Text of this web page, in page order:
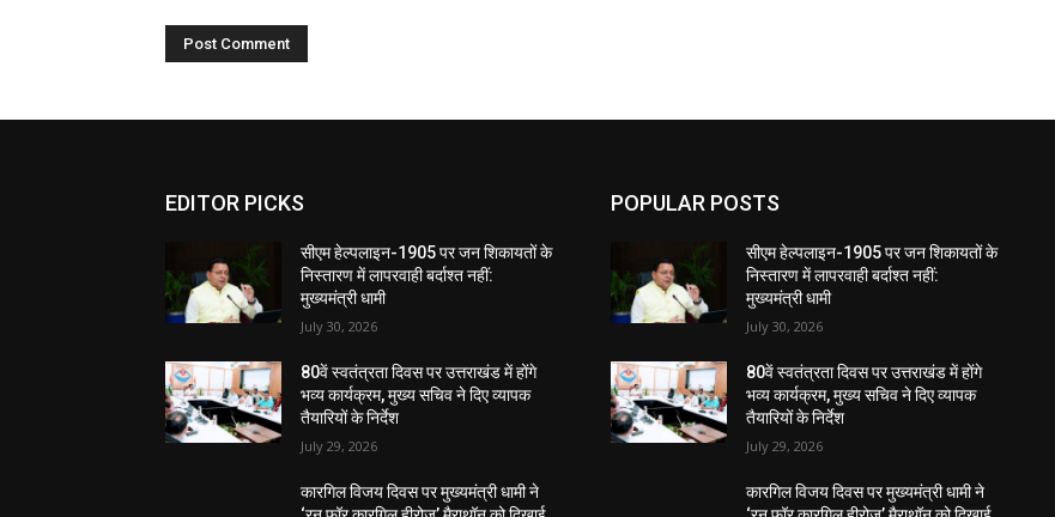
EDITOR PICKS
सीएम हेल्पलाइन-1905 पर जन शिकायतों के
निस्तारण में लापरवाही बर्दाश्त नहीं:
मुख्यमंत्री धामी
July 30, 2026
80वें स्वतंत्रता दिवस पर उत्तराखंड में होंगे
भव्य कार्यक्रम, मुख्य सचिव ने दिए व्यापक
तैयारियों के निर्देश
July 29, 2026
कारगिल विजय दिवस पर मुख्यमंत्री धामी ने
POPULAR POSTS
सीएम हेल्पलाइन-1905 पर जन शिकायतों के
निस्तारण में लापरवाही बर्दाश्त नहीं:
मुख्यमंत्री धामी
July 30, 2026
80वें स्वतंत्रता दिवस पर उत्तराखंड में होंगे
भव्य कार्यक्रम, मुख्य सचिव ने दिए व्यापक
तैयारियों के निर्देश
July 29, 2026
कारगिल विजय दिवस पर मुख्यमंत्री धामी ने